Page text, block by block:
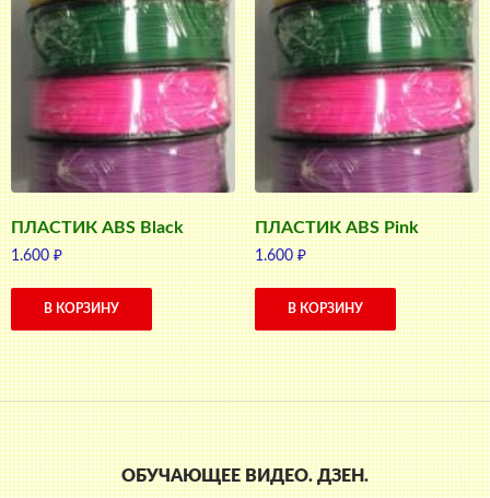
ПЛАСТИК ABS Black
1.600₽
В КОРЗИНУ
ПЛАСТИК ABS Pink
1.600₽
В КОРЗИНУ
ОБУЧАЮЩЕЕ ВИДЕО. ДЗЕН.